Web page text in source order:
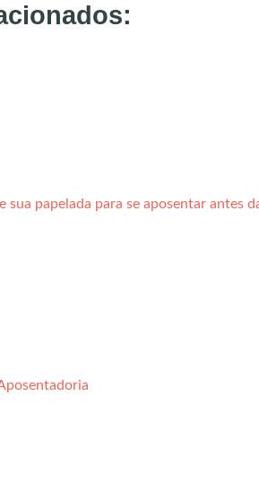
sua papelada para se aposentar antes